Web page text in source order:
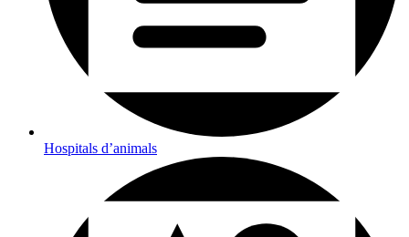
Hospitals d’animals